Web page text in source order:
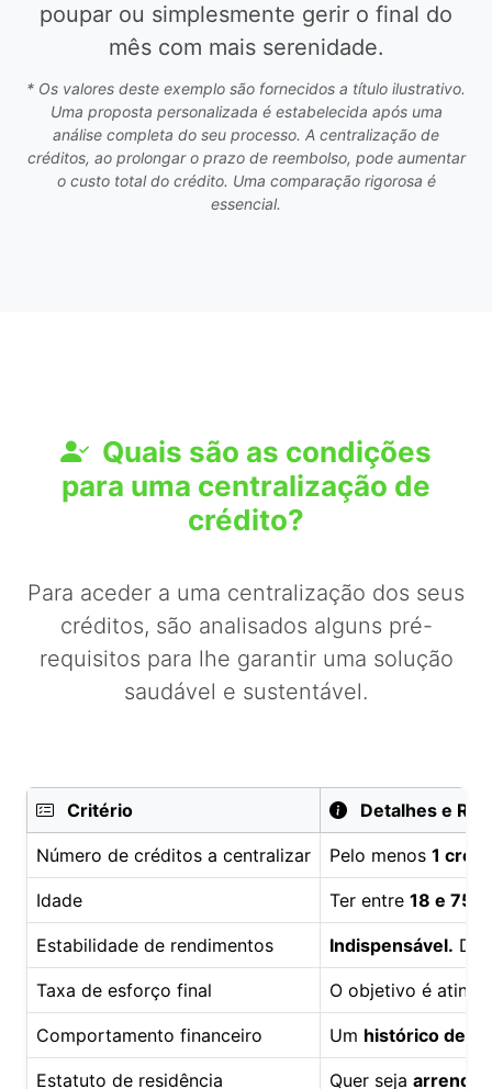
poupar ou simplesmente gerir o final do
mês com mais serenidade.
* Os valores deste exemplo são fornecidos a título ilustrativo.
Uma proposta personalizada é estabelecida após uma
análise completa do seu processo. A centralização de
créditos, ao prolongar o prazo de reembolso, pode aumentar
o custo total do crédito. Uma comparação rigorosa é
essencial.
Quais são as condições
para uma centralização de
crédito?
Para aceder a uma centralização dos seus
créditos, são analisados alguns pré-
requisitos para lhe garantir uma solução
saudável e sustentável.
Critério Detalhes e
Número de créditos a centralizar Pelo menos 1
Idade Ter entre 18 e 75
Estabilidade de rendimentos Indispensável.
Taxa de esforço final O objetivo é
Comportamento financeiro Um histórico de
Estatuto de residência Quer seja